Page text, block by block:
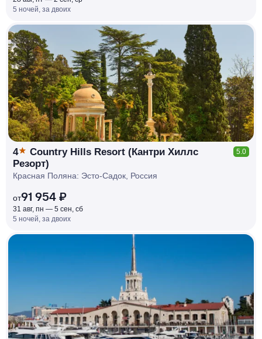
5 ночей, за двоих
КЕШБЭК
РУБЛЯ
МИ
Д
О 7
%
4
Country Hills Resort (Кантри Хиллс
Резорт)
5.0
Красная Поляна: Эсто-Садок, Россия
от91 954 ₽
31 авг, пн — 5 сен, сб
5 ночей, за двоих
РУБЛЯ
МИ
Д
О 7